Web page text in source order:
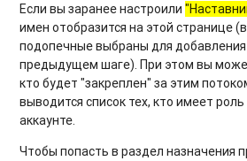
Если вы заранее настроили
имен отобразится на этой странице
подопечные выбраны для добавления
предыдущем шаге). При этом вы
кто будет "закреплен" за этим
выводится список тех, кто имеет
аккаунте.
Чтобы попасть в раздел назначения